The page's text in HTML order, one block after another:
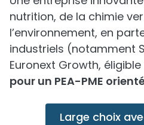
nutrition, de la chimie
l’environnement, en
industriels (notamment
Euronext Growth, éligible
pour un PEA-PME
Large choix